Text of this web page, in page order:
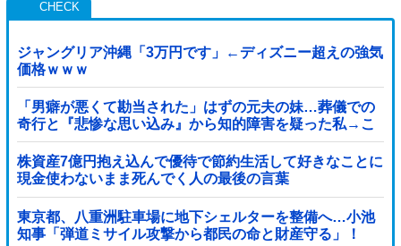
ジャングリア沖縄「3万円です」←ディズニー超えの強気
価格ｗｗｗ
「男癖が悪くて勘当された」はずの元夫の妹…葬儀での
奇行と『悲惨な思い込み』から知的障害を疑った私→こ
っそり病院へ誘導し行政保護させた話
株資産7億円抱え込んで優待で節約生活して好きなことに
現金使わないまま死んでく人の最後の言葉
東京都、八重洲駐車場に地下シェルターを整備へ…小池
知事「弾道ミサイル攻撃から都民の命と財産守る」！